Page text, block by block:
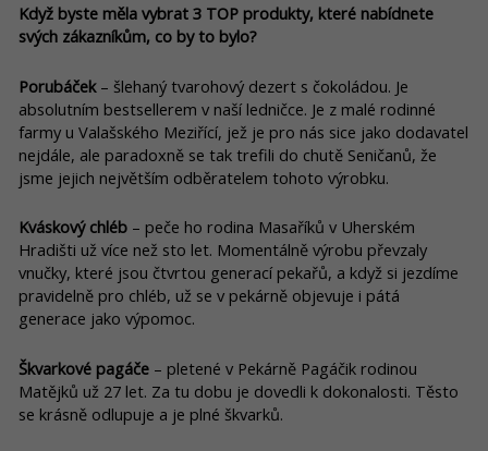
Když byste měla vybrat 3 TOP produkty, které nabídnete
svých zákazníkům, co by to bylo?
Porubáček– šlehaný tvarohový dezert s čokoládou. Je
absolutním bestsellerem v naší ledničce. Je z malé rodinné
farmy u Valašského Meziřící, jež je pro nás sice jako dodavatel
nejdále, ale paradoxně se tak trefili do chutě Seničanů, že
jsme jejich největším odběratelem tohoto výrobku.
Kváskový chléb – peče ho rodina Masaříků v Uherském
Hradišti už více než sto let. Momentálně výrobu převzaly
vnučky, které jsou čtvrtou generací pekařů, a když si jezdíme
pravidelně pro chléb, už se v pekárně objevuje i pátá
generace jako výpomoc.
Škvarkové pagáče – pletené v Pekárně Pagáčik rodinou
Matějků už 27 let. Za tu dobu je dovedli k dokonalosti. Těsto
se krásně odlupuje a je plné škvarků.